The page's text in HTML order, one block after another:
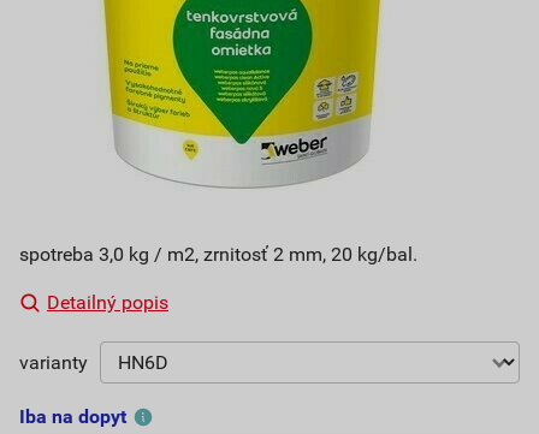
spotreba 3,0 kg / m2, zrnitosť 2 mm, 20 kg/bal.
Detailný popis
varianty
Iba na dopyt